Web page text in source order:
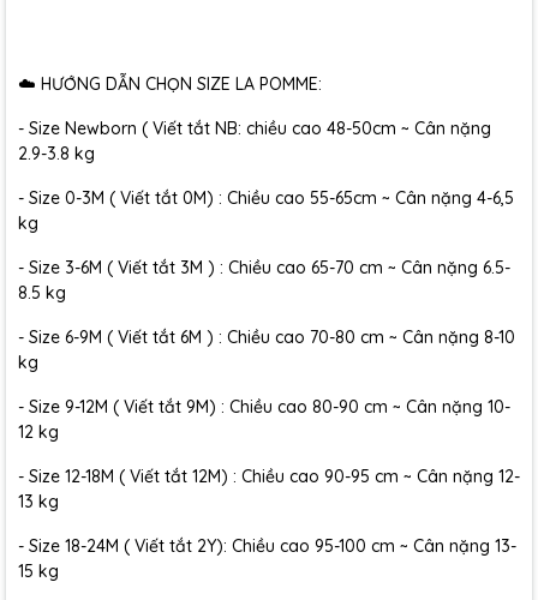
☁️ HƯỚNG DẪN CHỌN SIZE LA POMME:
- Size Newborn ( Viết tắt NB: chiều cao 48-50cm ~ Cân nặng
2.9-3.8 kg
- Size 0-3M ( Viết tắt 0M) : Chiều cao 55-65cm ~ Cân nặng 4-6,5
kg
- Size 3-6M ( Viết tắt 3M ) : Chiều cao 65-70 cm ~ Cân nặng 6.5-
8.5 kg
- Size 6-9M ( Viết tắt 6M ) : Chiều cao 70-80 cm ~ Cân nặng 8-10
kg
- Size 9-12M ( Viết tắt 9M) : Chiều cao 80-90 cm ~ Cân nặng 10-
12 kg
- Size 12-18M ( Viết tắt 12M) : Chiều cao 90-95 cm ~ Cân nặng 12-
13 kg
- Size 18-24M ( Viết tắt 2Y): Chiều cao 95-100 cm ~ Cân nặng 13-
15 kg